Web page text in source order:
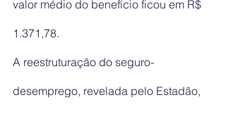
valor médio do benefício ficou em R$
1.371,78.
A reestruturação do seguro-
desemprego, revelada pelo Estadão,